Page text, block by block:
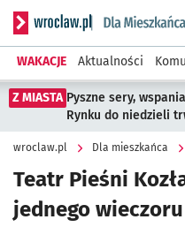
Serwis informacyjny
WAKACJE Aktualności
Z MIASTA Pyszne sery,
Rynku do niedzieli
wroclaw.pl Dla mieszkańca
Teatr Pieśni
jednego wieczoru